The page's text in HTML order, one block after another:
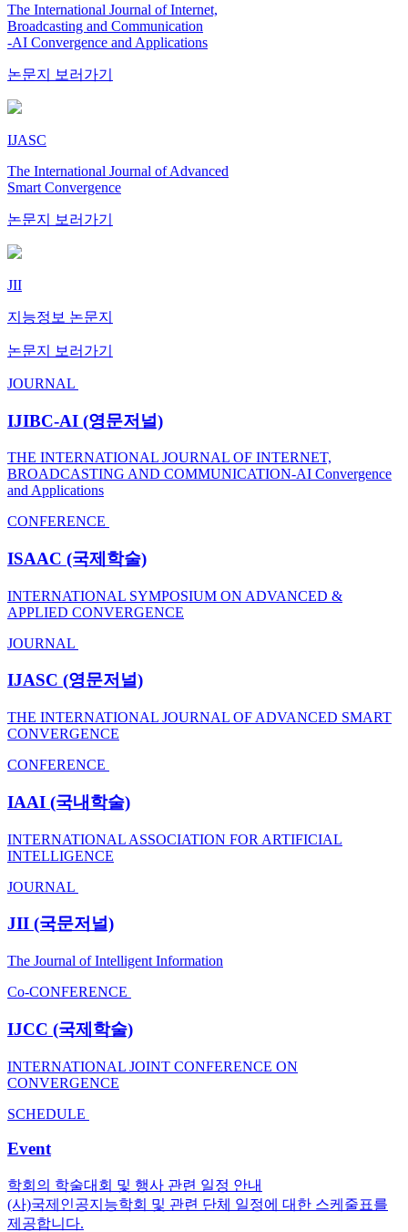
The International Journal of Internet,
Broadcasting and Communication
-AI Convergence and Applications
논문지 보러가기
IJASC
The International Journal of Advanced
Smart Convergence
논문지 보러가기
JII
지능정보 논문지
논문지 보러가기
JOURNAL
IJIBC-AI (영문저널)
THE INTERNATIONAL JOURNAL OF INTERNET,
BROADCASTING AND COMMUNICATION-AI Convergence
and Applications
CONFERENCE
ISAAC (국제학술)
INTERNATIONAL SYMPOSIUM ON ADVANCED &
APPLIED CONVERGENCE
JOURNAL
IJASC (영문저널)
THE INTERNATIONAL JOURNAL OF ADVANCED SMART
CONVERGENCE
CONFERENCE
IAAI (국내학술)
INTERNATIONAL ASSOCIATION FOR ARTIFICIAL
INTELLIGENCE
JOURNAL
JII (국문저널)
The Journal of Intelligent Information
Co-CONFERENCE
IJCC (국제학술)
INTERNATIONAL JOINT CONFERENCE ON
CONVERGENCE
SCHEDULE
Event
학회의 학술대회 및 행사 관련 일정 안내
(사)국제인공지능학회 및 관련 단체 일정에 대한 스케줄표를
제공합니다.